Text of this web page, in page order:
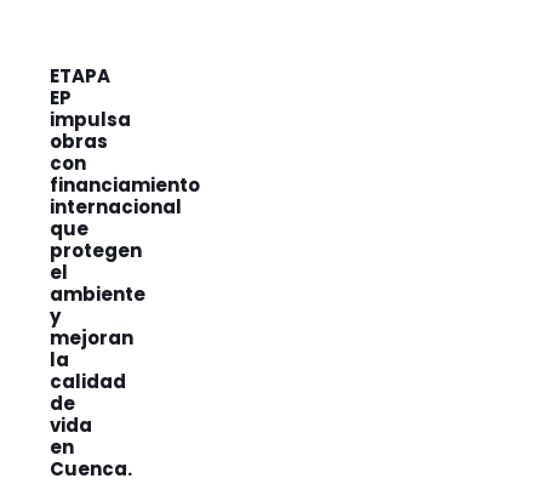
ETAPA
EP
impulsa
obras
con
financiamiento
internacional
que
protegen
el
ambiente
y
mejoran
la
calidad
de
vida
en
Cuenca.